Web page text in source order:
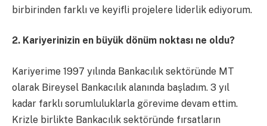
birbirinden farklı ve keyifli projelere liderlik ediyorum.
2. Kariyerinizin en büyük dönüm noktası ne oldu?
Kariyerime 1997 yılında Bankacılık sektöründe MT
olarak Bireysel Bankacılık alanında başladım. 3 yıl
kadar farklı sorumluluklarla görevime devam ettim.
Krizle birlikte Bankacılık sektöründe fırsatların